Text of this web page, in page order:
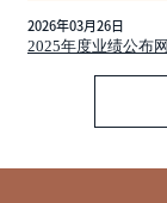
2026年03月26日
2025年度业绩公布